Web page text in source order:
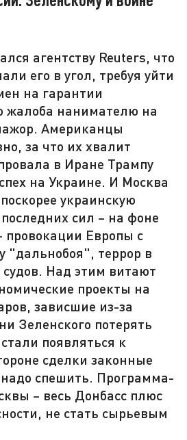
агентству Reuters, что
его в угол, требуя уйти
на гарантии
жалоба нанимателю на
Американцы
за что их хвалит
в Иране Трампу
на Украине. И Москва
украинскую
сил – на фоне
провокации Европы с
"дальнобоя", террор в
Над этим витают
проекты на
зависшие из-за
Зеленского потерять
появляться к
сделки законные
спешить. Программа-
– весь Донбасс плюс
не стать сырьевым